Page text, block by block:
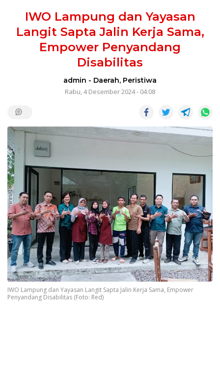
IWO Lampung dan Yayasan
Langit Sapta Jalin Kerja Sama,
Empower Penyandang
Disabilitas
admin - Daerah, Peristiwa
Rabu, 4 Desember 2024 - 04:08
IWO Lampung dan Yayasan Langit Sapta Jalin Kerja Sama, Empower
Penyandang Disabilitas (Foto: Red)